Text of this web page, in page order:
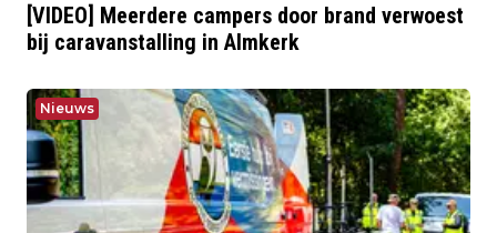
[VIDEO] Meerdere campers door brand verwoest
bij caravanstalling in Almkerk
Nieuws